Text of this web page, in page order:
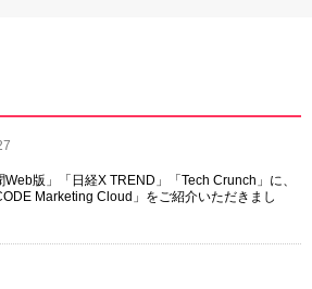
Web版」「日経X TREND」「Tech Crunch」に、
Marketing Cloud」をご紹介いただきまし